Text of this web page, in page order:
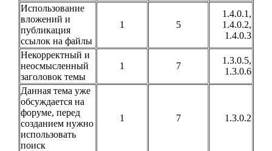
Использование
вложений и
публикация
ссылок на файлы
1 5
1.4.0.1,
1.4.0.2,
1.4.0.3
Некорректный и
неосмысленный
заголовок темы
1 7
1.3.0.5,
1.3.0.6
Данная тема уже
обсуждается на
форуме, перед
созданием нужно
использовать
поиск
1 7 1.3.0.2